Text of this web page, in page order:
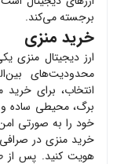
برجسته می‌کند.
خرید منزی
ارز دیجیتال منزی
محدودیت‌های
انتخاب، برای خرید
برگ، محیطی ساده و
خود را به صورتی
خرید منزیدر
هویت کنید. پس از